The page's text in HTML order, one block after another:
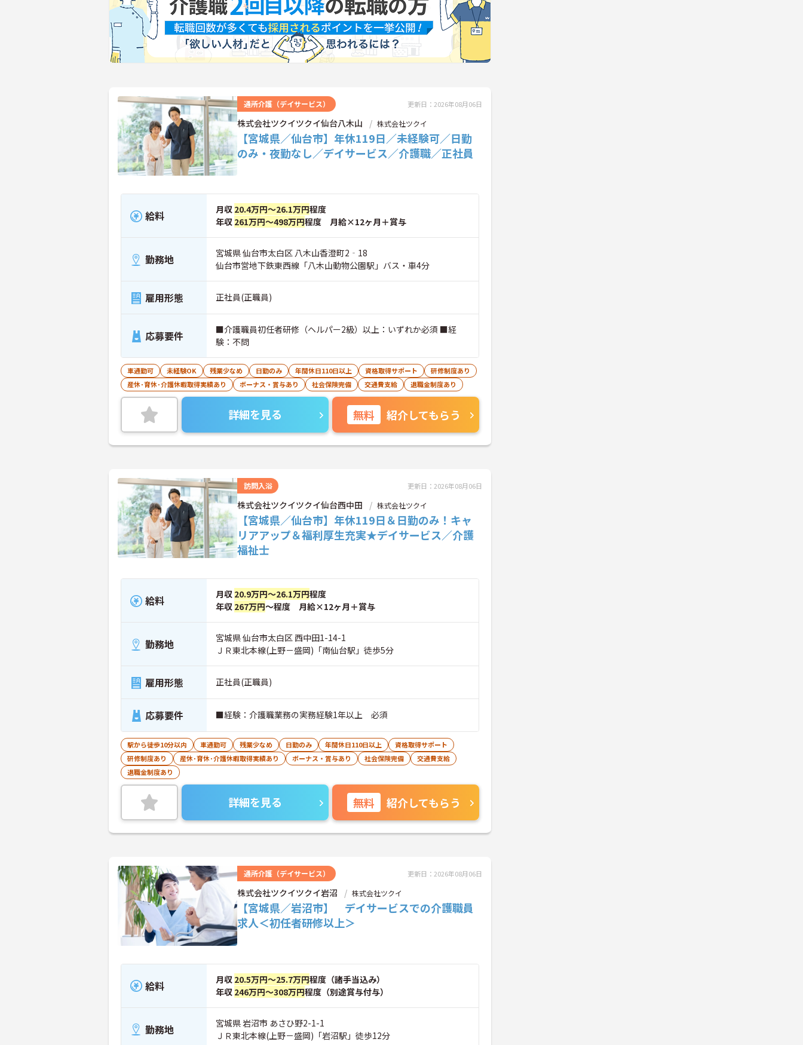
通所介護（デイサービス） 更新日：2026年08月06日
株式会社ツクイツクイ仙台八木山 株式会社ツクイ
【宮城県／仙台市】年休119日／未経験可／日勤
のみ・夜勤なし／デイサービス／介護職／正社員
給料 月収 20.4万円～26.1万円程度
年収 261万円～498万円程度 月給×12ヶ月＋賞与
勤務地
宮城県 仙台市太白区 八木山香澄町2‐18
仙台市営地下鉄東西線「八木山動物公園駅」バス・車4分
雇用形態 正社員(正職員)
応募要件
■介護職員初任者研修（ヘルパー2級）以上：いずれか必須 ■経
験：不問
車通勤可 未経験OK 残業少なめ 日勤のみ 年間休日110日以上 資格取得サポート
研修制度あり
産休･育休･介護休暇取得実績あり
ボーナス・賞与あり 社会保険完備 交通費支給 退職金制度あり
詳細を見る 無料 紹介してもらう
訪問入浴 更新日：2026年08月06日
株式会社ツクイツクイ仙台西中田 株式会社ツクイ
【宮城県／仙台市】年休119日＆日勤のみ！キャ
リアアップ＆福利厚生充実★デイサービス／介護
福祉士
給料 月収 20.9万円～26.1万円程度
年収 267万円～程度 月給×12ヶ月＋賞与
勤務地
宮城県 仙台市太白区 西中田1-14-1
ＪＲ東北本線(上野－盛岡)「南仙台駅」徒歩5分
雇用形態 正社員(正職員)
応募要件 ■経験：介護職業務の実務経験1年以上 必須
駅から徒歩10分以内 車通勤可 残業少なめ 日勤のみ 年間休日110日以上
資格取得サポート
研修制度あり
産休･育休･介護休暇取得実績あり ボーナス・賞与あり 社会保険完備
交通費支給
退職金制度あり
詳細を見る 無料 紹介してもらう
通所介護（デイサービス） 更新日：2026年08月06日
株式会社ツクイツクイ岩沼 株式会社ツクイ
【宮城県／岩沼市】 デイサービスでの介護職員
求人＜初任者研修以上＞
給料 月収 20.5万円～25.7万円程度（諸手当込み）
年収 246万円～308万円程度（別途賞与付与）
勤務地
宮城県 岩沼市 あさひ野2-1-1
ＪＲ東北本線(上野－盛岡)「岩沼駅」徒歩12分